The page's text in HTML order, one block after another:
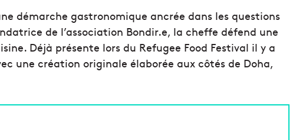
démarche gastronomique ancrée dans les questions
de l’association Bondir.e, la cheffe défend une
Déjà présente lors du Refugee Food Festival il y a
une création originale élaborée aux côtés de Doha,